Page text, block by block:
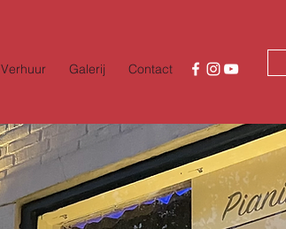
Verhuur Galerij Contact